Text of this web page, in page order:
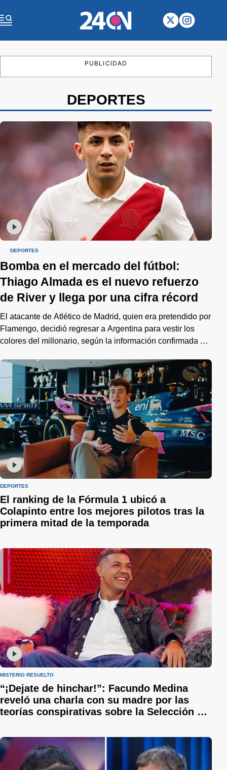
PUBLICIDAD
DEPORTES
DEPORTES
Bomba en el mercado del fútbol:
Thiago Almada es el nuevo refuerzo
de River y llega por una cifra récord
El atacante de Atlético de Madrid, quien era pretendido por
Flamengo, decidió regresar a Argentina para vestir los
colores del millonario, según la información confirmada por
DEPORTES
El ranking de la Fórmula 1 ubicó a
Colapinto entre los mejores pilotos tras la
primera mitad de la temporada
MISTERIO RESUELTO
“¡Dejate de hinchar!”: Facundo Medina
reveló una charla con su madre por las
teorías conspirativas sobre la Selección y